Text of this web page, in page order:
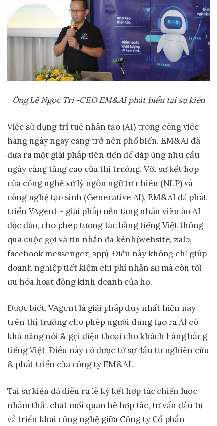
Ông Lê Ngọc Trí -CEO EM&AI phát biểu tại sự kiện
Việc sử dụng trí tuệ nhân tạo (AI) trong công việc
hàng ngày ngày càng trở nên phổ biến. EM&AI đã
đưa ra một giải pháp tiên tiến để đáp ứng nhu cầu
ngày càng tăng cao của thị trường. Với sự kết hợp
của công nghệ xử lý ngôn ngữ tự nhiên (NLP) và
công nghệ tạo sinh (Generative AI), EM&AI đã phát
triển VAgent – giải pháp nền tảng nhân viên ảo AI
độc đáo, cho phép tương tác bằng tiếng Việt thông
qua cuộc gọi và tin nhắn đa kênh(website, zalo,
facebook messenger, app). Điều này không chỉ giúp
doanh nghiệp tiết kiệm chi phí nhân sự mà còn tối
ưu hóa hoạt động kinh doanh của họ.
Được biết, VAgent là giải pháp duy nhất hiện nay
trên thị trường cho phép người dùng tạo ra AI có
khả năng nói & gọi điện thoại cho khách hàng bằng
tiếng Việt. Điều này có được từ sự đầu tư nghiên cứu
& phát triển của công ty EM&AI.
Tại sự kiện đã diễn ra lễ ký kết hợp tác chiến lược
nhằm thắt chặt mối quan hệ hợp tác, tư vấn đầu tư
và triển khai công nghệ giữa Công ty Cổ phần